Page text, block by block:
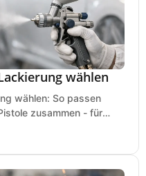
wählen
wählen: So passen
zusammen - für